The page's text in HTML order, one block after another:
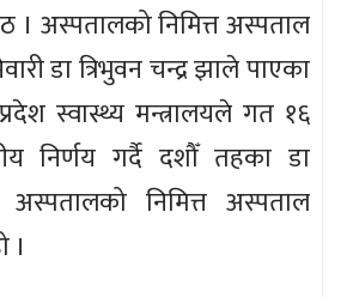
। अस्पतालको निमित्त अस्पताल
डा त्रिभुवन चन्द्र झाले पाएका
स्वास्थ्य मन्त्रालयले गत १६
निर्णय गर्दै दशौँ तहका डा
निमित्त अस्पताल
।